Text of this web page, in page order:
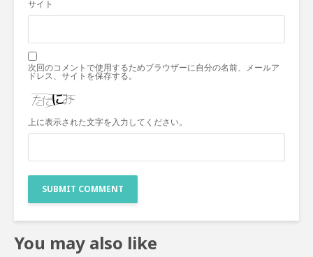
サイト
次回のコメントで使用するためブラウザーに自分の名前、メールア
ドレス、サイトを保存する。
上に表示された文字を入力してください。
You may also like